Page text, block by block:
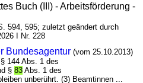
Buch (III) - Arbeitsförderung -
594, 595; zuletzt geändert durch
I Nr. 228
Bundesagentur (vom 25.10.2013)
144 Abs. 1 des
§83 Abs. 1 des
unberührt. (3) Beamtinnen ...